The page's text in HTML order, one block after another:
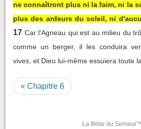
ne connaîtront plus ni la faim, ni la
plus des ardeurs du soleil, ni
17 Car l'Agneau qui est au milieu du
comme un berger, il les conduira
vives, et Dieu lui-même essuiera toute
« Chapitre 6
La Bible du